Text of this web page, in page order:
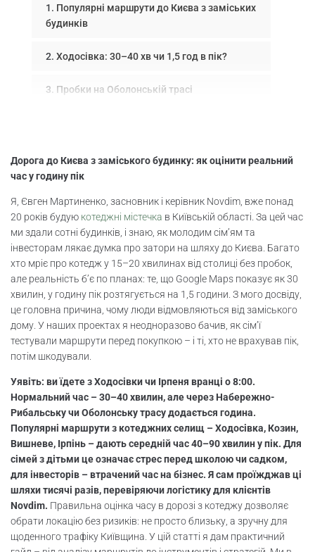
Популярні маршрути до Києва з заміських
будинків
Ходосівка: 30–40 хв чи 1,5 год в пік?
Пробки на Оболонській трасі
Як виміряти час дороги до Києва в пік?
піку
Додатки для моніторингу: Waze, 2GIS,
Укравтодор
Таблиця часу в годину пік: топ-заміські
райони
Стратегії зменшення часу дороги для
заміських будинків
Вибір дому біля метро чи ж/д з
розтермінуванням
Альтернативи авто: карпулінг, таксі,
транспорт
Висновок і CTA
Дорога до Києва з заміського будинку: як оцінити реальний
час у годину пік
Я, Євген Мартиненко, засновник і керівник Novdim, вже понад
20 років будую котеджні містечка в Київській області. За цей час
ми здали сотні будинків, і знаю, як молодим сім’ям та
інвесторам лякає думка про затори на шляху до Києва. Багато
хто мріє про котедж у 15–20 хвилинах від столиці без пробок,
але реальність б’є по планах: те, що Google Maps показує як 30
хвилин, у годину пік розтягується на 1,5 години. З мого досвіду,
це головна причина, чому люди відмовляються від заміського
дому. У наших проектах я неодноразово бачив, як сім’ї
тестували маршрути перед покупкою – і ті, хто не врахував пік,
потім шкодували.
Уявіть: ви їдете з Ходосівки чи Ірпеня вранці о 8:00.
Нормальний час – 30–40 хвилин, але через Набережно-
Рибальську чи Оболонську трасу додається година.
Популярні маршрути з котеджних селищ – Ходосівка, Козин,
Вишневе, Ірпінь – дають середній час 40–90 хвилин у пік. Для
сімей з дітьми це означає стрес перед школою чи садком,
для інвесторів – втрачений час на бізнес. Я сам проїжджав ці
шляхи тисячі разів, перевіряючи логістику для клієнтів
Novdim. Правильна оцінка часу в дорозі з котеджу дозволяє
обрати локацію без ризиків: не просто близьку, а зручну для
щоденного трафіку Київщина. У цій статті я дам практичний